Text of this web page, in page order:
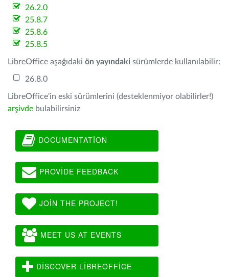
26.2.0
25.8.7
25.8.6
25.8.5
LibreOffice aşağıdaki ön yayındaki sürümlerde kullanılabilir:
26.8.0
LibreOffice'in eski sürümlerini (desteklenmiyor olabilirler!)
arşivde bulabilirsiniz
DOCUMENTATION
PROVIDE FEEDBACK
JOIN THE PROJECT!
MEET US AT EVENTS
DISCOVER LIBREOFFICE